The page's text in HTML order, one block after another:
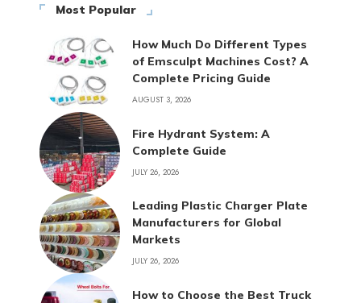
Most Popular
How Much Do Different Types
of Emsculpt Machines Cost? A
Complete Pricing Guide
AUGUST 3, 2026
Fire Hydrant System: A
Complete Guide
JULY 26, 2026
Leading Plastic Charger Plate
Manufacturers for Global
Markets
JULY 26, 2026
How to Choose the Best Truck